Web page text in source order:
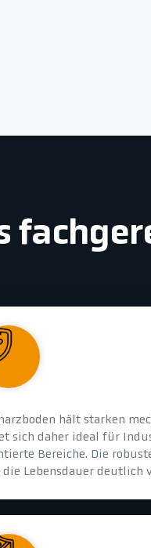
hält starken
sich daher ideal für
Bereiche. Die
Lebensdauer deutlich